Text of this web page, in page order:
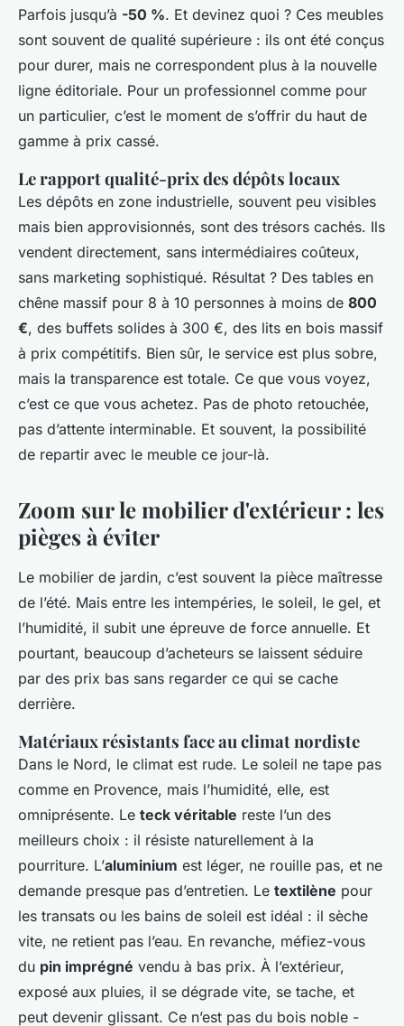
Parfois jusqu’à -50 %. Et devinez quoi ? Ces meubles
sont souvent de qualité supérieure : ils ont été conçus
pour durer, mais ne correspondent plus à la nouvelle
ligne éditoriale. Pour un professionnel comme pour
un particulier, c’est le moment de s’offrir du haut de
gamme à prix cassé.
Le rapport qualité-prix des dépôts locaux
Les dépôts en zone industrielle, souvent peu visibles
mais bien approvisionnés, sont des trésors cachés. Ils
vendent directement, sans intermédiaires coûteux,
sans marketing sophistiqué. Résultat ? Des tables en
chêne massif pour 8 à 10 personnes à moins de 800
€, des buffets solides à 300 €, des lits en bois massif
à prix compétitifs. Bien sûr, le service est plus sobre,
mais la transparence est totale. Ce que vous voyez,
c’est ce que vous achetez. Pas de photo retouchée,
pas d’attente interminable. Et souvent, la possibilité
de repartir avec le meuble ce jour-là.
Zoom sur le mobilier d'extérieur : les
pièges à éviter
Le mobilier de jardin, c’est souvent la pièce maîtresse
de l’été. Mais entre les intempéries, le soleil, le gel, et
l’humidité, il subit une épreuve de force annuelle. Et
pourtant, beaucoup d’acheteurs se laissent séduire
par des prix bas sans regarder ce qui se cache
derrière.
Matériaux résistants face au climat nordiste
Dans le Nord, le climat est rude. Le soleil ne tape pas
comme en Provence, mais l’humidité, elle, est
omniprésente. Le teck véritable reste l’un des
meilleurs choix : il résiste naturellement à la
pourriture. L’aluminium est léger, ne rouille pas, et ne
demande presque pas d’entretien. Le textilène pour
les transats ou les bains de soleil est idéal : il sèche
vite, ne retient pas l’eau. En revanche, méfiez-vous
du pin imprégné vendu à bas prix. À l’extérieur,
exposé aux pluies, il se dégrade vite, se tache, et
peut devenir glissant. Ce n’est pas du bois noble -